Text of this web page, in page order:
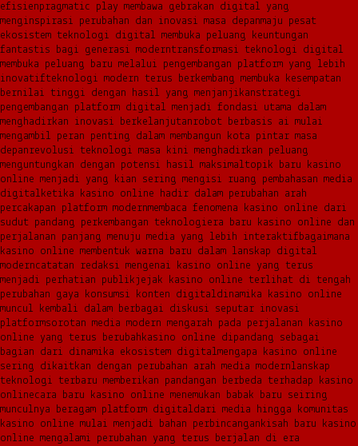
efisienpragmatic play membawa gebrakan digital yang
menginspirasi perubahan dan inovasi masa depanmaju pesat
ekosistem teknologi digital membuka peluang keuntungan
fantastis bagi generasi moderntransformasi teknologi digital
membuka peluang baru melalui pengembangan platform yang lebih
inovatifteknologi modern terus berkembang membuka kesempatan
bernilai tinggi dengan hasil yang menjanjikanstrategi
pengembangan platform digital menjadi fondasi utama dalam
menghadirkan inovasi berkelanjutanrobot berbasis ai mulai
mengambil peran penting dalam membangun kota pintar masa
depanrevolusi teknologi masa kini menghadirkan peluang
menguntungkan dengan potensi hasil maksimaltopik baru kasino
online menjadi yang kian sering mengisi ruang pembahasan media
digitalketika kasino online hadir dalam perubahan arah
percakapan platform modernmembaca fenomena kasino online dari
sudut pandang perkembangan teknologiera baru kasino online dan
perjalanan panjang menuju media yang lebih interaktifbagaimana
kasino online membentuk warna baru dalam lanskap digital
moderncatatan redaksi mengenai kasino online yang terus
menjadi perhatian publikjejak kasino online terlihat di tengah
perubahan gaya konsumsi konten digitaldinamika kasino online
muncul kembali dalam berbagai diskusi seputar inovasi
platformsorotan media modern mengarah pada perjalanan kasino
online yang terus berubahkasino online dipandang sebagai
bagian dari dinamika ekosistem digitalmengapa kasino online
sering dikaitkan dengan perubahan arah media modernlanskap
teknologi terbaru memberikan pandangan berbeda terhadap kasino
onlinecara baru kasino online menemukan babak baru seiring
munculnya beragam platform digitaldari media hingga komunitas
kasino online mulai menjadi bahan perbincangankisah baru kasino
online mengalami perubahan yang terus berjalan di era